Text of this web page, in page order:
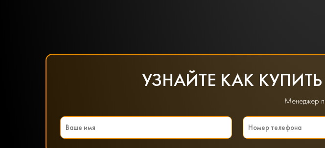
УЗНАЙТЕ КАК
Менеджер